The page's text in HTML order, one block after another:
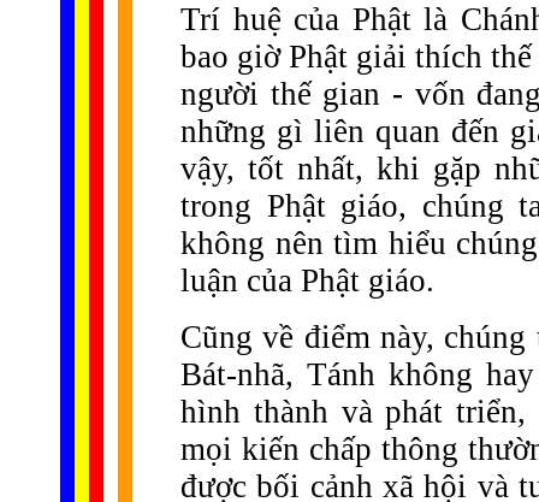
Trí huệ của Phật là
bao giờ Phật giải thích
người thế gian - vốn
những gì liên quan đến
vậy, tốt nhất, khi gặp
trong Phật giáo, chúng
không nên tìm hiểu
luận của Phật giáo.
Cũng về điểm này,
Bát-nhã, Tánh không
hình thành và phát
mọi kiến chấp thông
được bối cảnh xã hội và